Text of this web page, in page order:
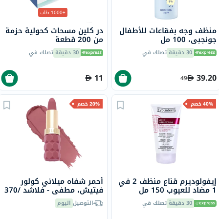
منظف وجه بفقاعات للأطفال
جونجبي، 100 مل
30 دقيقة تصلك في
39.20
49
+1000 طلب
در كلين مسحات كحولية حزمة
من 200 قطعة
30 دقيقة تصلك في
11
40% خصم
إيفولوديرم قناع منظف 2 في
1 مضاد للعيوب 150 مل
17323 30 دقيقة تصلك في
20% خصم
أحمر شفاه ميلاني كولور
فيتيش، مطفي - فلاشد /370
التوصيل اليوم